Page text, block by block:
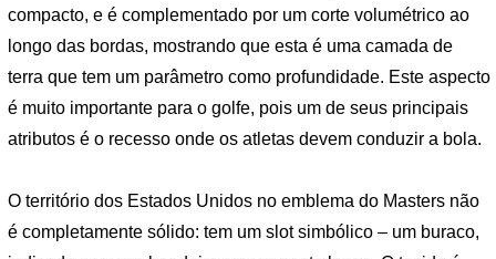
compacto, e é complementado por um corte volumétrico ao
longo das bordas, mostrando que esta é uma camada de
terra que tem um parâmetro como profundidade. Este aspecto
é muito importante para o golfe, pois um de seus principais
atributos é o recesso onde os atletas devem conduzir a bola.
O território dos Estados Unidos no emblema do Masters não
é completamente sólido: tem um slot simbólico – um buraco,